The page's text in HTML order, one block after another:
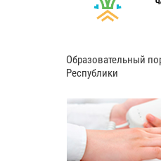
Образовательный
Республики